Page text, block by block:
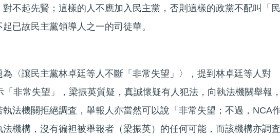
對不起先賢；這樣的人不應加入民主黨，否則這樣的政黨不配叫「民
已故民主黨領導人之一的司徒華。
〈讓民主黨林卓廷等人不斷「非常失望」〉，提到林卓廷等人對
「非常失望」，梁振英質疑，真誠懷疑有人犯法，向執法機關舉報，
法機關拒絕調査，舉報人亦當然可以說「非常失望；不過，NCA
機構，沒有徧袒被舉報者（梁振英）的任何可能，而該機構亦調査